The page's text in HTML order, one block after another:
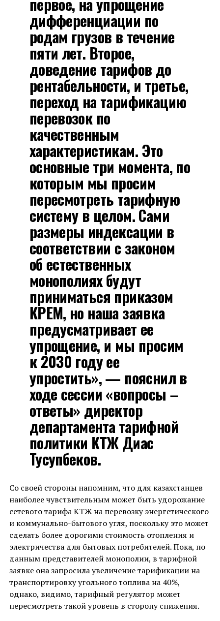
дифференциации по
родам грузов в течение
пяти лет. Второе,
доведение тарифов до
рентабельности, и третье,
переход на тарификацию
перевозок по
качественным
характеристикам. Это
основные три момента, по
которым мы просим
пересмотреть тарифную
систему в целом. Сами
размеры индексации в
соответствии с законом
об естественных
монополиях будут
приниматься приказом
КРЕМ, но наша заявка
предусматривает ее
упрощение, и мы просим
к 2030 году ее
упростить», — пояснил в
ходе сессии «вопросы –
ответы» директор
департамента тарифной
политики КТЖ Диас
Тусупбеков.
Со своей стороны напомним, что для казахстанцев
наиболее чувствительным может быть удорожание
сетевого тарифа КТЖ на перевозку энергетического
и коммунально-бытового угля, поскольку это может
сделать более дорогими стоимость отопления и
электричества для бытовых потребителей. Пока, по
данным представителей монополии, в тарифной
заявке она запросила увеличение тарификации на
транспортировку угольного топлива на 40%,
однако, видимо, тарифный регулятор может
пересмотреть такой уровень в сторону снижения.